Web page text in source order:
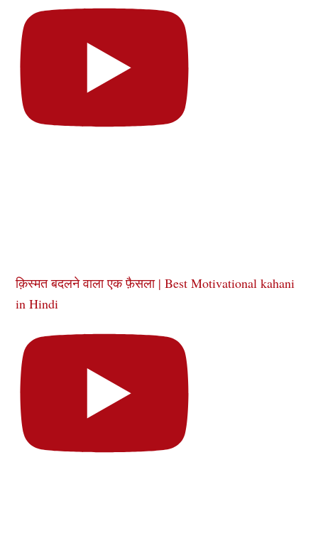
क़िस्मत बदलने वाला एक फ़ैसला | Best Motivational kahani
in Hindi